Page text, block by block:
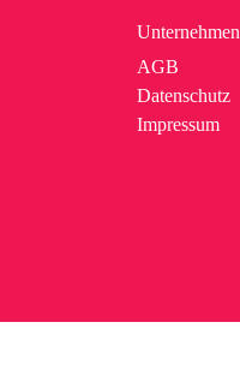
Unternehmen
AGB
Datenschutz
Impressum